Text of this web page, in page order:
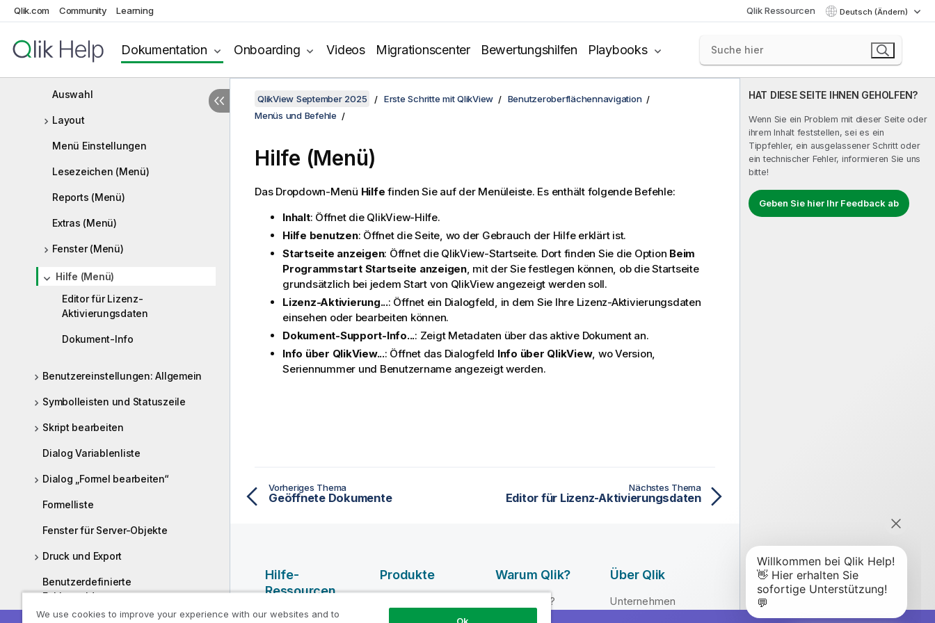
Qlik.com Community Learning Qlik Ressourcen Deutsch (Ändern)
Dokumentation Onboarding Videos Migrationscenter Bewertungshilfen Playbooks
Menü „Datei“
Bearbeiten (Menü)
Auswahl
Layout
Menü Einstellungen
Lesezeichen (Menü)
Reports (Menü)
Extras (Menü)
Fenster (Menü)
Hilfe (Menü)
Editor für Lizenz-
Aktivierungsdaten
Dokument-Info
Benutzereinstellungen: Allgemein
Symbolleisten und Statuszeile
Skript bearbeiten
Dialog Variablenliste
Dialog „Formel bearbeiten“
Formelliste
Fenster für Server-Objekte
Druck und Export
Benutzerdefinierte
Fehlermeldungen
HAT DIESE SEITE IHNEN GEHOLFEN?
Wenn Sie ein Problem mit dieser Seite oder
ihrem Inhalt feststellen, sei es ein
Tippfehler, ein ausgelassener Schritt oder
ein technischer Fehler, informieren Sie uns
bitte!
Geben Sie hier Ihr Feedback ab
QlikView September 2025 Erste Schritte mit QlikView
Benutzeroberflächennavigation
Menüs und Befehle
Hilfe (Menü)
Das Dropdown-Menü Hilfe finden Sie auf der Menüleiste. Es enthält folgende Befehle:
Inhalt: Öffnet die QlikView-Hilfe.
Hilfe benutzen: Öffnet die Seite, wo der Gebrauch der Hilfe erklärt ist.
Startseite anzeigen: Öffnet die QlikView-Startseite. Dort finden Sie die Option Beim
Programmstart Startseite anzeigen, mit der Sie festlegen können, ob die Startseite
grundsätzlich bei jedem Start von QlikView angezeigt werden soll.
Lizenz-Aktivierung...: Öffnet ein Dialogfeld, in dem Sie Ihre Lizenz-Aktivierungsdaten
einsehen oder bearbeiten können.
Dokument-Support-Info...: Zeigt Metadaten über das aktive Dokument an.
Info über QlikView...: Öffnet das Dialogfeld Info über QlikView, wo Version,
Seriennummer und Benutzername angezeigt werden.
Vorheriges Thema
Geöffnete Dokumente
Nächstes Thema
Editor für Lizenz-Aktivierungsdaten
Hilfe-
Ressourcen
Qlik Hilfe-Videos
Produkte
ON UND -
Warum Qlik?
Warum Qlik?
Über Qlik
Unternehmen
We use cookies to improve your experience with our websites and to